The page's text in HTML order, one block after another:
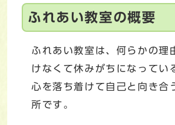
ふれあい教室の概要
ふれあい教室は、何らかの理
けなくて休みがちになってい
心を落ち着けて自己と向き合
所です。